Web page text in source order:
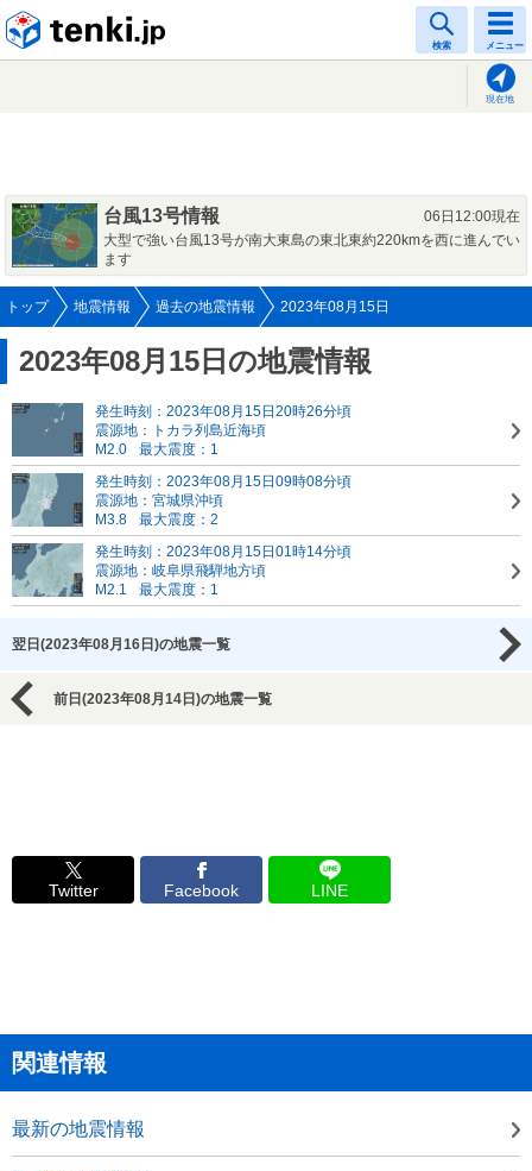
検索 メニュー
現在地
台風13号情報
06日12:00現在
大型で強い台風13号が南大東島の東北東約220kmを西に進んでい
ます
トップ 地震情報 過去の地震情報 2023年08月15日
2023年08月15日の地震情報
発生時刻：2023年08月15日20時26分頃
震源地：トカラ列島近海頃
M2.0
最大震度：1
発生時刻：2023年08月15日09時08分頃
震源地：宮城県沖頃
M3.8
最大震度：2
発生時刻：2023年08月15日01時14分頃
震源地：岐阜県飛騨地方頃
M2.1
最大震度：1
翌日(2023年08月16日)の地震一覧
前日(2023年08月14日)の地震一覧
Twitter Facebook LINE
関連情報
最新の地震情報